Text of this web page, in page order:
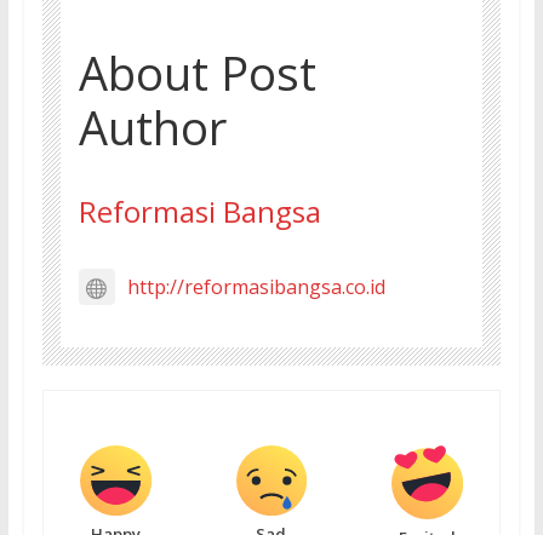
About Post
Author
Reformasi Bangsa
http://reformasibangsa.co.id